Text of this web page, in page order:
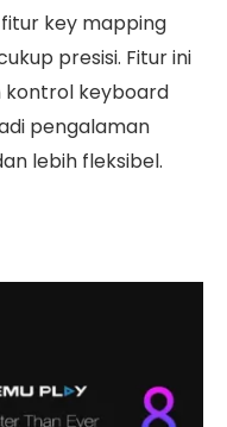
fitur key mapping
presisi. Fitur ini
kontrol keyboard
pengalaman
lebih fleksibel.